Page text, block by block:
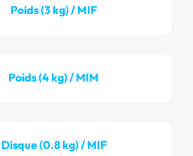
Poids (3 kg) / MIF
Poids (4 kg) / MIM
Disque (0.8 kg) / MIF